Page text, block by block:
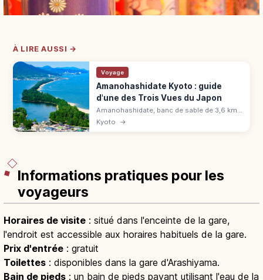
À LIRE AUSSI →
Voyage
Amanohashidate Kyoto : guide
d'une des Trois Vues du Japon
Amanohashidate, banc de sable de 3,6 km
bordé de 6 700 pins : une des Trois Vues du
Japon. Panoramas, vélo, spécialités, accès
Kyoto →
Informations pratiques pour les
voyageurs
Horaires de visite : situé dans l'enceinte de la gare,
l'endroit est accessible aux horaires habituels de la gare.
Prix d'entrée : gratuit
Toilettes : disponibles dans la gare d'Arashiyama.
Bain de pieds : un bain de pieds payant utilisant l'eau de la